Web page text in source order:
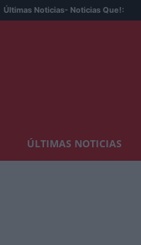
Últimas Noticias- Noticias Que!:
ÚLTIMAS NOTICIAS